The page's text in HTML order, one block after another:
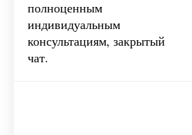
полноценным
индивидуальным
консультациям, закрытый
чат.